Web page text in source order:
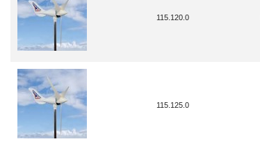
115.120.0
115.125.0